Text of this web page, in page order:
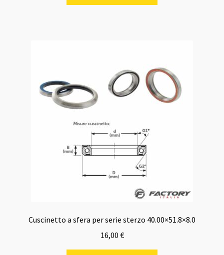
Cuscinetto a sfera per serie sterzo 40.00×51.8×8.0
16,00 €